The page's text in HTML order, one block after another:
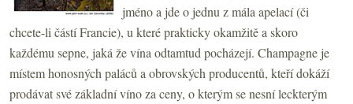
jméno a jde o jednu z mála apelací (či
chcete-li částí Francie), u které prakticky okamžitě a skoro
každému sepne, jaká že vína odtamtud pocházejí. Champagne je
místem honosných paláců a obrovských producentů, kteří dokáží
prodávat své základní víno za ceny, o kterým se nesní leckterým